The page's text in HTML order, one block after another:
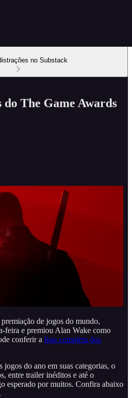
no Substack
do The Game Awards
de jogos do mundo,
feira e premiou Alan Wake como
conferir a lista completa dos
do ano em suas categorias, o
entre trailer inéditos e até o
esperado por muitos. Confira abaixo